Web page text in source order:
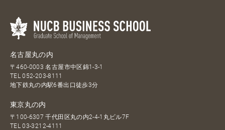
名古屋丸の内
〒460-0003 名古屋市中区錦1-3-1
TEL052-203-8111
地下鉄丸の内駅6番出口徒歩3分
東京丸の内
〒100-6307 千代田区丸の内2-4-1丸ビル7F
TEL03-3212-4111